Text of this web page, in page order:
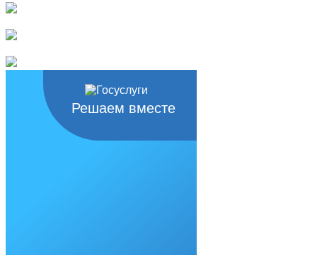
Решаем вместе